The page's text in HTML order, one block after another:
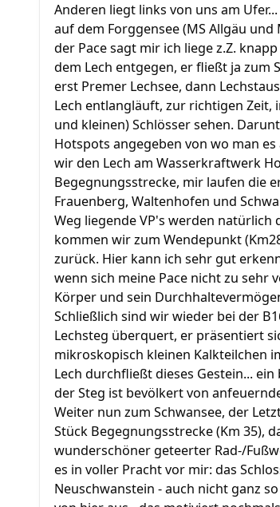
Anderen liegt links von uns am
auf dem Forggensee (MS Allgäu und
der Pace sagt mir ich liege z.Z.
dem Lech entgegen, er fließt ja zum
erst Premer Lechsee, dann
Lech entlangläuft, zur richtigen Zeit,
und kleinen) Schlösser sehen.
Hotspots angegeben von wo man
wir den Lech am Wasserkraftwerk
Begegnungsstrecke, mir laufen die
Frauenberg, Waltenhofen und
Weg liegende VP's werden
kommen wir zum Wendepunkt
zurück. Hier kann ich sehr gut
wenn sich meine Pace nicht zu sehr
Körper und sein
Schließlich sind wir wieder bei der
Lechsteg überquert, er präsentiert
mikroskopisch kleinen Kalkteilchen
Lech durchfließt dieses Gestein...
der Steg ist bevölkert von
Weiter nun zum Schwansee, der
Stück Begegnungsstrecke (Km 35),
wunderschöner geteerter Rad-/
es in voller Pracht vor mir: das
Neuschwanstein - auch nicht ganz